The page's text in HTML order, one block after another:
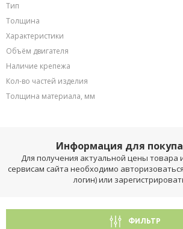
Тип
Толщина
Характеристики
Объём двигателя
Наличие крепежа
Кол-во частей изделия
Толщина материала, мм
Информация для
Для получения актуальной цены товара
сервисам сайта необходимо
логин) или
ФИЛЬТР